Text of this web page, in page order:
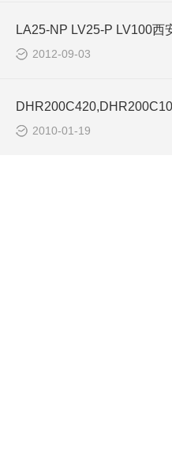
2012-09-03
2010-01-19